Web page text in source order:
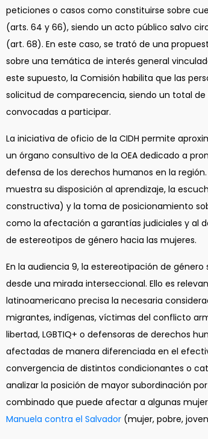
peticiones o casos como constituirse sobre
(arts. 64 y 66), siendo un acto público salvo
(art. 68). En este caso, se trató de una
sobre una temática de interés general
este supuesto, la Comisión habilita que las
solicitud de comparecencia, siendo un total
convocadas a participar.
La iniciativa de oficio de la CIDH permite
un órgano consultivo de la OEA dedicado a
defensa de los derechos humanos en la
muestra su disposición al aprendizaje, la
constructiva) y la toma de posicionamiento
como la afectación a garantías judiciales y al
de estereotipos de género hacia las mujeres.
En la audiencia 9, la estereotipación de
desde una mirada interseccional. Ello es
latinoamericano precisa la necesaria
migrantes, indígenas, víctimas del conflicto
libertad, LGBTIQ+ o defensoras de derechos
afectadas de manera diferenciada en el
convergencia de distintos condicionantes o
analizar la posición de mayor subordinación
combinado que puede afectar a algunas
Manuela contra el Salvador (mujer, pobre,